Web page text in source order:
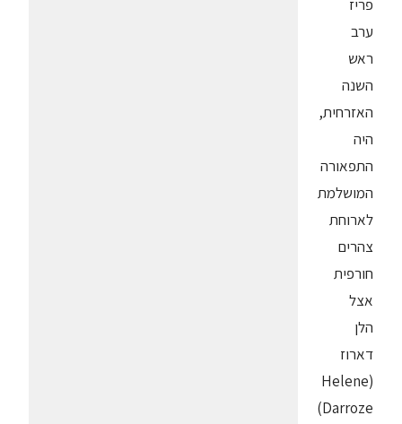
פריז
ערב
ראש
השנה
האזרחית,
היה
התפאורה
המושלמת
לארוחת
צהרים
חורפית
אצל
הלן
דארוז
(Helene
Darroze)